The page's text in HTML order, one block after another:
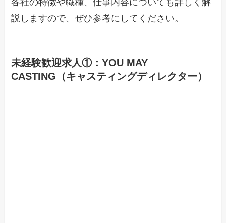
説しますので、ぜひ参考にしてください。
未経験歓迎求人①：YOU MAY
CASTING（キャスティングディレクター）